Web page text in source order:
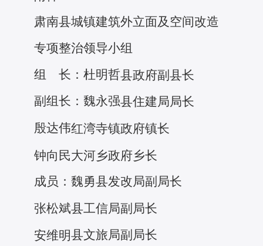
肃南县城镇建筑外立面及空间改造
专项整治领导小组
组 长：杜明哲县政府副县长
副组长：魏永强县住建局局长
殷达伟红湾寺镇政府镇长
钟向民大河乡政府乡长
成 员：魏勇县发改局副局长
张松斌县工信局副局长
安维明县文旅局副局长